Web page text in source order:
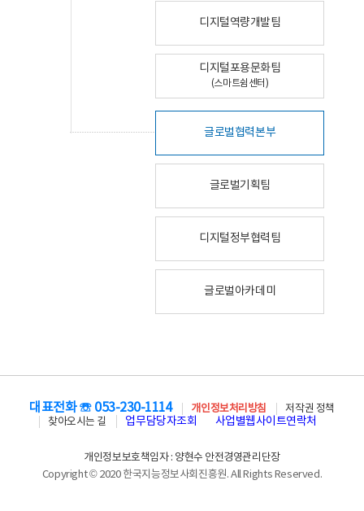
디지털역량개발팀
디지털포용문화팀
(스마트쉼센터)
글로벌협력본부
글로벌기획팀
디지털정부협력팀
글로벌아카데미
대표전화 ☏ 053-230-1114 개인정보처리방침
저작권 정책
찾아오시는 길
업무담당자조회 사업별웹사이트연락처
개인정보보호책임자 : 양현수 안전경영관리단장
Copyright © 2020 한국지능정보사회진흥원. All Rights Reserved.